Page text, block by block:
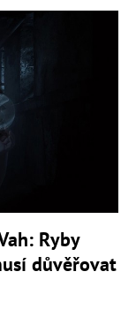
Ryby
důvěřovat